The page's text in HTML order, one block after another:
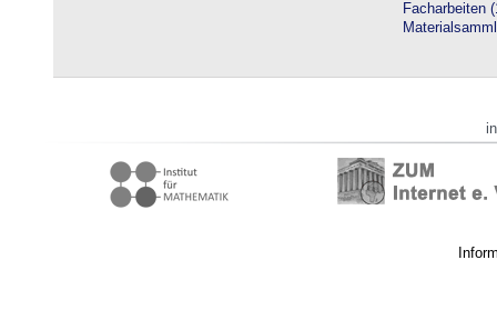
Facharbeiten